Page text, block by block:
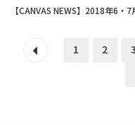
【CANVAS NEWS】2018年6・7
1 2 3